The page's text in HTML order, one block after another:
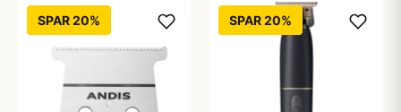
SPAR 20% SPAR 20%